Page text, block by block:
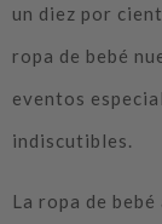
un diez por
ropa de bebé
eventos
indiscutibles.
La ropa de